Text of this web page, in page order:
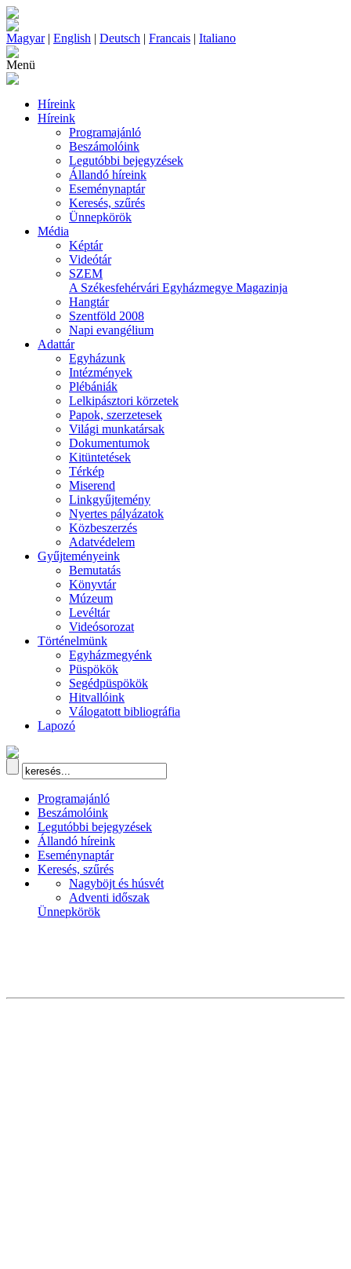
Magyar| English | Deutsch | Francais | Italiano
Menü
Híreink
Híreink
Programajánló
Beszámolóink
Legutóbbi bejegyzések
Állandó híreink
Eseménynaptár
Keresés, szűrés
Ünnepkörök
Média
Képtár
Videótár
SZEM
A Székesfehérvári Egyházmegye Magazinja
Hangtár
Szentföld 2008
Napi evangélium
Adattár
Egyházunk
Intézmények
Plébániák
Lelkipásztori körzetek
Papok, szerzetesek
Világi munkatársak
Dokumentumok
Kitüntetések
Térkép
Miserend
Linkgyűjtemény
Nyertes pályázatok
Közbeszerzés
Adatvédelem
Gyűjteményeink
Bemutatás
Könyvtár
Múzeum
Levéltár
Videósorozat
Történelmünk
Egyházmegyénk
Püspökök
Segédpüspökök
Hitvallóink
Válogatott bibliográfia
Lapozó
Programajánló
Beszámolóink
Legutóbbi bejegyzések
Állandó híreink
Eseménynaptár
Keresés, szűrés
Nagyböjt és húsvét
Adventi időszak
Ünnepkörök